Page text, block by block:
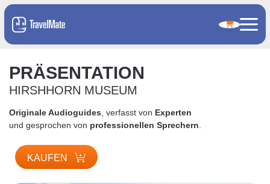
PRÄSENTATION
HIRSHHORN MUSEUM
Originale Audioguides , verfasst von Experten
und gesprochen von professionellen Sprechern
KAUFEN